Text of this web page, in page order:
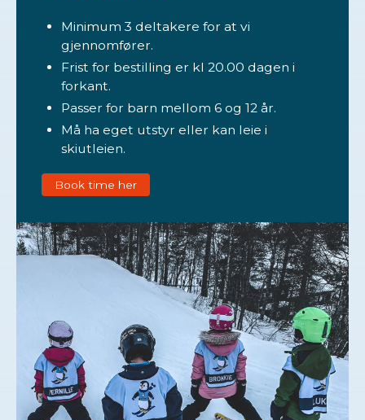
Minimum 3 deltakere for at vi
gjennomfører.
Frist for bestilling er kl 20.00 dagen i
forkant.
Passer for barn mellom 6 og 12 år.
Må ha eget utstyr eller kan leie i
skiutleien.
Book time her